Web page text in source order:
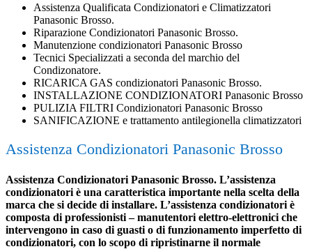
Assistenza Qualificata Condizionatori e Climatizzatori
Panasonic Brosso.
Riparazione Condizionatori Panasonic Brosso.
Manutenzione condizionatori Panasonic Brosso
Tecnici Specializzati a seconda del marchio del
Condizonatore.
RICARICA GAS condizionatori Panasonic Brosso.
INSTALLAZIONE CONDIZIONATORI Panasonic Brosso
PULIZIA FILTRI Condizionatori Panasonic Brosso
SANIFICAZIONE e trattamento antilegionella climatizzatori
Assistenza Condizionatori Panasonic Brosso
Assistenza Condizionatori Panasonic Brosso. L’assistenza
condizionatori è una caratteristica importante nella scelta della
marca che si decide di installare. L’assistenza condizionatori è
composta di professionisti – manutentori elettro-elettronici che
intervengono in caso di guasti o di funzionamento imperfetto di
condizionatori, con lo scopo di ripristinarne il normale